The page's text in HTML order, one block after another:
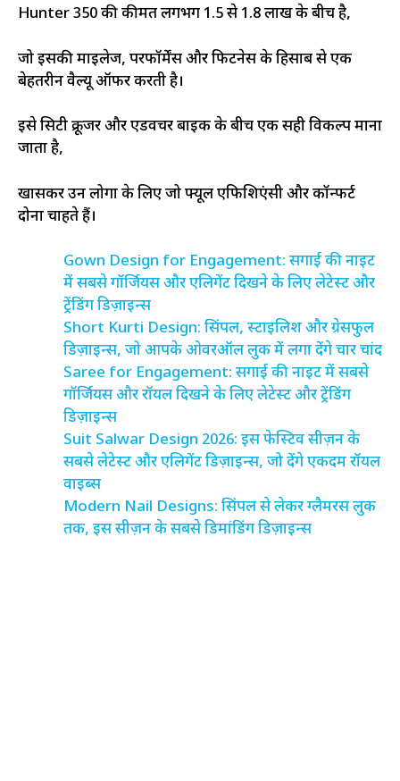
Hunter 350 की कीमत लगभग ₹1.5 से 1.8 लाख के बीच है,
जो इसकी माइलेज, परफॉर्मेंस और फिटनेस के हिसाब से एक
बेहतरीन वैल्यू ऑफर करती है।
इसे सिटी क्रूजर और एडवेंचर बाइक के बीच एक सही विकल्प माना
जाता है,
खासकर उन लोगों के लिए जो फ्यूल एफिशिएंसी और कॉन्फर्ट
दोनों चाहते हैं।
Gown Design for Engagement: सगाई की नाइट
में सबसे गॉर्जियस और एलिगेंट दिखने के लिए लेटेस्ट और
ट्रेंडिंग डिज़ाइन्स
Short Kurti Design: सिंपल, स्टाइलिश और ग्रेसफुल
डिज़ाइन्स, जो आपके ओवरऑल लुक में लगा देंगे चार चांद
Saree for Engagement: सगाई की नाइट में सबसे
गॉर्जियस और रॉयल दिखने के लिए लेटेस्ट और ट्रेंडिंग
डिज़ाइन्स
Suit Salwar Design 2026: इस फेस्टिव सीज़न के
सबसे लेटेस्ट और एलिगेंट डिज़ाइन्स, जो देंगे एकदम रॉयल
वाइब्स
Modern Nail Designs: सिंपल से लेकर ग्लैमरस लुक
तक, इस सीज़न के सबसे डिमांडिंग डिज़ाइन्स